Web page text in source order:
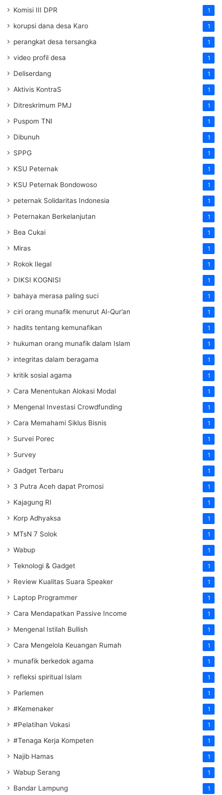
Komisi III DPR 1
korupsi dana desa Karo 1
perangkat desa tersangka 1
video profil desa 1
Deliserdang 1
Aktivis KontraS 1
Ditreskrimum PMJ 1
Puspom TNI 1
Dibunuh 1
SPPG 1
KSU Peternak 1
KSU Peternak Bondowoso 1
peternak Solidaritas Indonesia 1
Peternakan Berkelanjutan 1
Bea Cukai 1
Miras 1
Rokok Ilegal 1
DIKSI KOGNISI 1
bahaya merasa paling suci 1
ciri orang munafik menurut Al-Qur’an 1
hadits tentang kemunafikan 1
hukuman orang munafik dalam Islam 1
integritas dalam beragama 1
kritik sosial agama 1
Cara Menentukan Alokasi Modal 1
Mengenal Investasi Crowdfunding 1
Cara Memahami Siklus Bisnis 1
Survei Porec 1
Survey 1
Gadget Terbaru 1
3 Putra Aceh dapat Promosi 1
Kajagung RI 1
Korp Adhyaksa 1
MTsN 7 Solok 1
Wabup 1
Teknologi & Gadget 1
Review Kualitas Suara Speaker 1
Laptop Programmer 1
Cara Mendapatkan Passive Income 1
Mengenal Istilah Bullish 1
Cara Mengelola Keuangan Rumah 1
munafik berkedok agama 1
refleksi spiritual Islam 1
Parlemen 1
#Kemenaker 1
#Pelatihan Vokasi 1
#Tenaga Kerja Kompeten 1
Najib Hamas 1
Wabup Serang 1
Bandar Lampung 1